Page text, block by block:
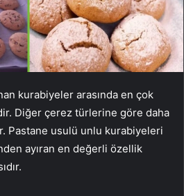
kurabiyeler arasında en çok
Diğer çerez türlerine göre daha
Pastane usulü unlu kurabiyeleri
ayıran en değerli özellik